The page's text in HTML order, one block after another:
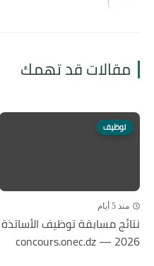
مقالات قد تهمك
توظيف
منذ 5 أيام
نتائج مسابقة توظيف الأساتذة
2026 — concours.onec.dz